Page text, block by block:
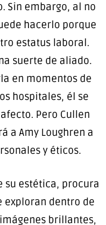
Sin embargo, al no
hacerlo porque
estatus laboral.
suerte de aliado.
en momentos de
hospitales, él se
Pero Cullen
a Amy Loughren a
y éticos.
su estética, procura
exploran dentro de
brillantes,